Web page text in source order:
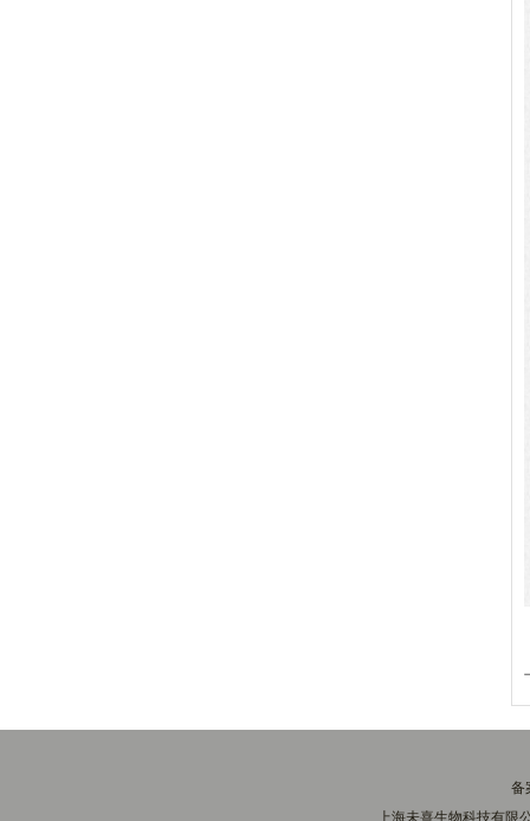
备
上海未熹生物科技有